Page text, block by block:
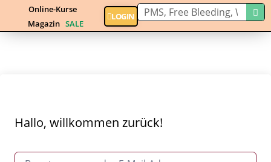
Online-Kurse
Magazin SALE
LOGIN
Hallo, willkommen zurück!